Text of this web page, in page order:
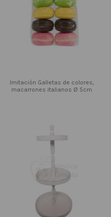
Imitación Galletas de colores,
macarrones italianos Ø 5cm